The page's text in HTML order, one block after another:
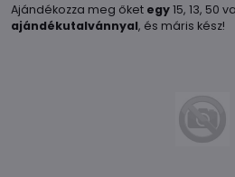
Ajándékozza meg őket egy15, 13, 50
ajándékutalvánnyal, és máris kész!